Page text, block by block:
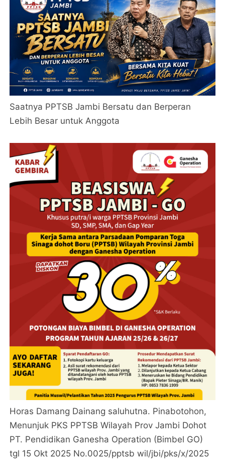
Saatnya PPTSB Jambi Bersatu dan Berperan
Lebih Besar untuk Anggota
Horas Damang Dainang saluhutna. Pinabotohon,
Menunjuk PKS PPTSB Wilayah Prov Jambi Dohot
PT. Pendidikan Ganesha Operation (Bimbel GO)
tgl 15 Okt 2025 No.0025/pptsb wil/jbi/pks/x/2025